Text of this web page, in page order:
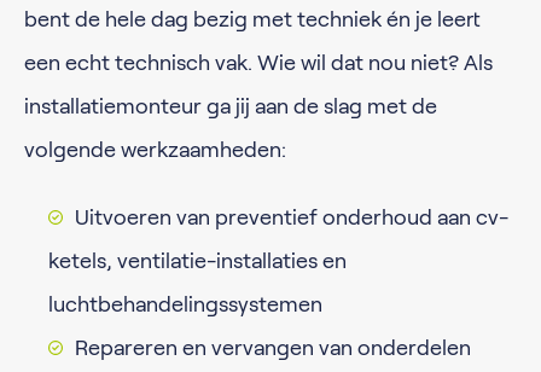
bent de hele dag bezig met techniek én je leert
een echt technisch vak. Wie wil dat nou niet? Als
installatiemonteur ga jij aan de slag met de
volgende werkzaamheden:
Uitvoeren van preventief onderhoud aan cv-
ketels, ventilatie-installaties en
luchtbehandelingssystemen
Repareren en vervangen van onderdelen